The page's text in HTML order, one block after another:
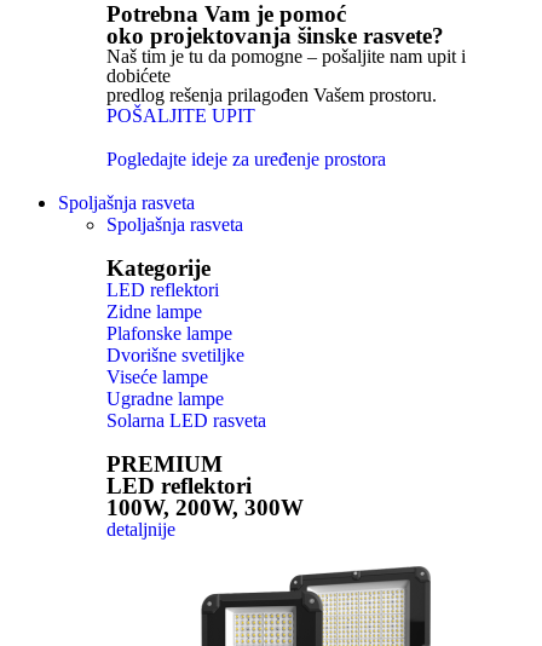
Potrebna Vam je pomoć
oko projektovanja šinske rasvete?
Naš tim je tu da pomogne – pošaljite nam upit i
dobićete
predlog rešenja prilagođen Vašem prostoru.
POŠALJITE UPIT
Pogledajte ideje za uređenje prostora
Spoljašnja rasveta
Spoljašnja rasveta
Kategorije
LED reflektori
Zidne lampe
Plafonske lampe
Dvorišne svetiljke
Viseće lampe
Ugradne lampe
Solarna LED rasveta
PREMIUM
LED reflektori
100W, 200W, 300W
detaljnije